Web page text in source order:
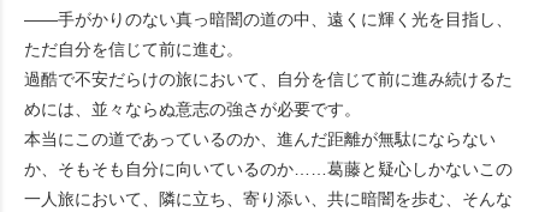
――手がかりのない真っ暗闇の道の中、遠くに輝く光を目指し、
ただ自分を信じて前に進む。
過酷で不安だらけの旅において、自分を信じて前に進み続けるた
めには、並々ならぬ意志の強さが必要です。
本当にこの道であっているのか、進んだ距離が無駄にならない
か、そもそも自分に向いているのか……葛藤と疑心しかないこの
一人旅において、隣に立ち、寄り添い、共に暗闇を歩む、そんな